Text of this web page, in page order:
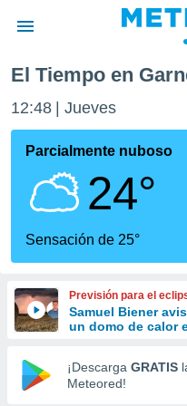
de
por
se
calidad.
a este
las
y
forma
digital
basada
El Tiempo en
12:48 Jueves
Parcialmente nuboso
24°
Sensación de 25°
Previsión para el
Samuel Biener
un domo de calor
¡Descarga GRATIS
Meteored!